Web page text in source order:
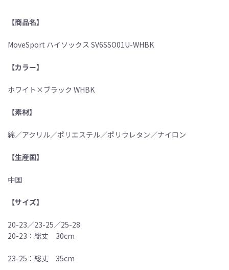
【商品名】
MoveSport ハイソックス SV6SSO01U-WHBK
【カラー】
ホワイト×ブラック WHBK
【素材】
綿／アクリル／ポリエステル／ポリウレタン／ナイロン
【生産国】
中国
【サイズ】
20-23／23-25／25-28
20-23：総丈 30cm
23-25：総丈 35cm